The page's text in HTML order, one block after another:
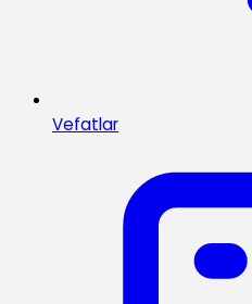
Vefatlar